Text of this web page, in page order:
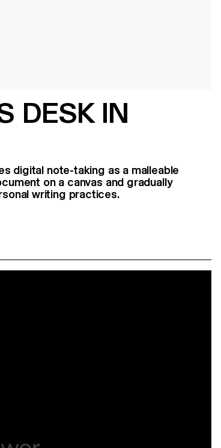
DESK IN
digital note-taking as a malleable
on a canvas and gradually
writing practices.